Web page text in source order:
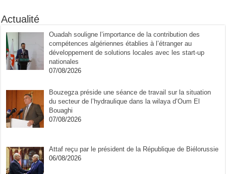
Actualité
Ouadah souligne l’importance de la contribution des
compétences algériennes établies à l’étranger au
développement de solutions locales avec les start-up
nationales
07/08/2026
Bouzegza préside une séance de travail sur la situation
du secteur de l’hydraulique dans la wilaya d’Oum El
Bouaghi
07/08/2026
Attaf reçu par le président de la République de Biélorussie
06/08/2026